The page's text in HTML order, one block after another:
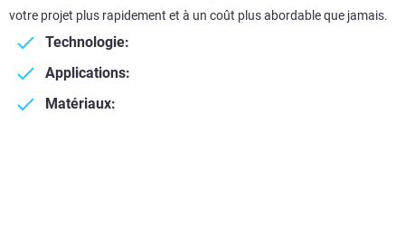
votre projet plus rapidement et à un coût plus abordable que jamais.
Technologie:
Applications:
Matériaux: